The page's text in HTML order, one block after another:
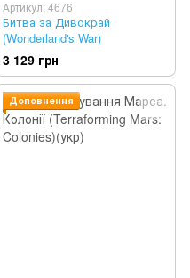
Артикул: 4676
Битва за Дивокрай
(Wonderland's War)
3 129 грн
Доповнення